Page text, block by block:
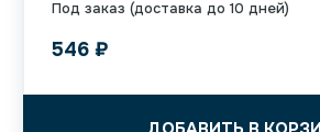
Под заказ (доставка до 10 дней)
546 ₽